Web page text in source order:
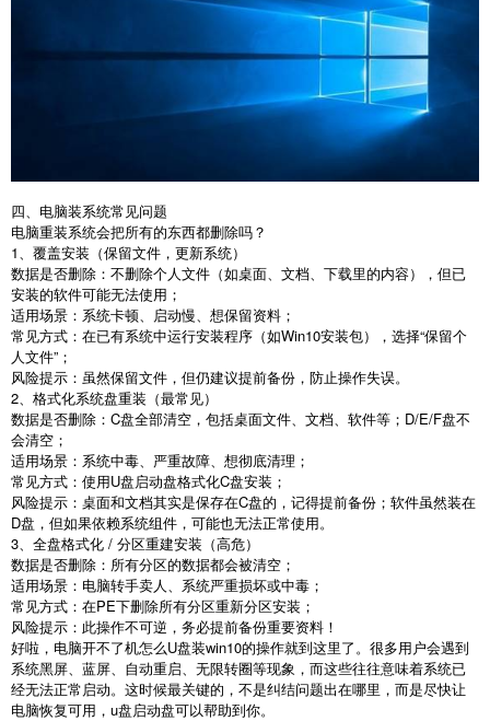
四、电脑装系统常见问题
电脑重装系统会把所有的东西都删除吗？
1
、覆盖安装（保留文件，更新系统）
数据是否删除：不删除个人文件（如桌面、文档、下载里的内容），但已
安装的软件可能无法使用；
适用场景：系统卡顿、启动慢、想保留资料；
常见方式：在已有系统中运行安装程序（如Win10安装包），选择“保留个
人文件”；
风险提示：虽然保留文件，但仍建议提前备份，防止操作失误。
2 、格式化系统盘重装（最常见）
数据是否删除： C盘全部清空，包括桌面文件、文档、软件等； D/E/F盘不
会清空；
适用场景：系统中毒、严重故障、想彻底清理；
常见方式：使用U盘启动盘格式化C盘安装；
风险提示：桌面和文档其实是保存在C盘的，记得提前备份；软件虽然装在
D盘，但如果依赖系统组件，可能也无法正常使用。
3 、全盘格式化 / 分区重建安装（高危）
数据是否删除：所有分区的数据都会被清空；
适用场景：电脑转手卖人、系统严重损坏或中毒；
常见方式：在PE下删除所有分区重新分区安装；
风险提示：此操作不可逆，务必提前备份重要资料！
好啦，电脑开不了机怎么U盘装win10的操作就到这里了。很多用户会遇到
系统黑屏、蓝屏、自动重启、无限转圈等现象，而这些往往意味着系统已
经无法正常启动。这时候最关键的，不是纠结问题出在哪里，而是尽快让
电脑恢复可用， u盘启动盘可以帮助到你。